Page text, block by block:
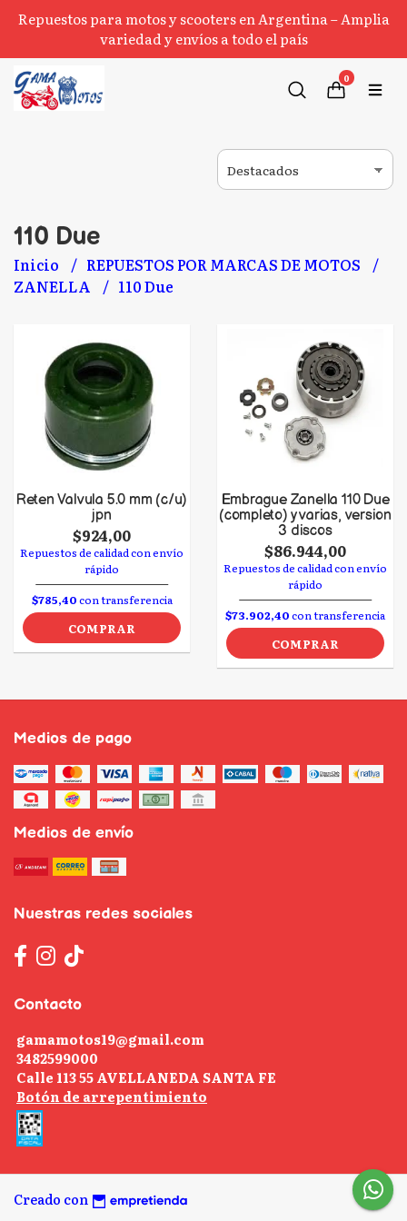
Repuestos para motos y scooters en Argentina – Amplia
variedad y envíos a todo el país
0
110 Due
Inicio
REPUESTOS POR MARCAS DE MOTOS
ZANELLA
110 Due
Reten Valvula 5.0 mm (c/u)
jpn
$924,00
Repuestos de calidad con envío
rápido
$785,40con transferencia
COMPRAR
Embrague Zanella 110 Due
(completo) y varias, version
3 discos
$86.944,00
Repuestos de calidad con envío
rápido
$73.902,40con transferencia
COMPRAR
Medios de pago
Medios de envío
Nuestras redes sociales
Contacto
gamamotos19@gmail.com
3482599000
Calle 113 55 AVELLANEDA SANTA FE
Botón de arrepentimiento
Creado con